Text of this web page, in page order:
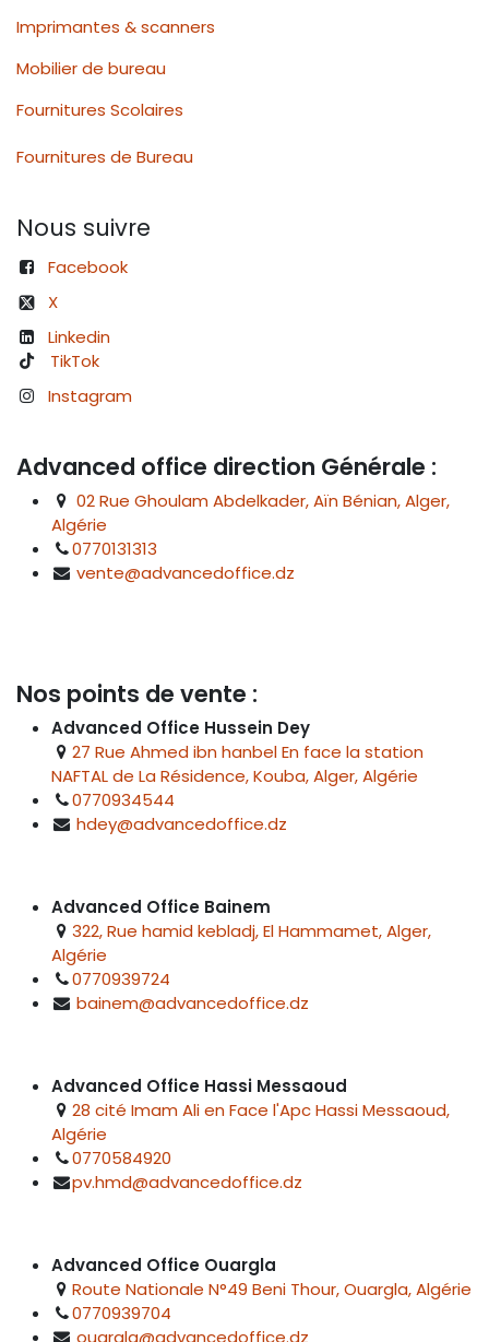
Imprimantes & scanners
Mobilier de bureau
Fournitures Scolaires
Fournitures de Bureau
Nous suivre
Facebook
X
Linkedin
TikTok
Instagram
Advanced office direction Générale :
02 Rue Ghoulam Abdelkader, Aïn Bénian, Alger,
Algérie
0770131313
vente@advancedoffice.dz
Nos points de vente :
Advanced Office Hussein Dey
27 Rue Ahmed ibn hanbel En face la station
NAFTAL de La Résidence, Kouba, Alger, Algérie
0770934544
hdey@advancedoffice.dz
Advanced Office Bainem
322, Rue hamid kebladj, El Hammamet, Alger,
Algérie
0770939724
bainem@advancedoffice.dz
Advanced Office Hassi Messaoud
28 cité Imam Ali en Face l'Apc Hassi Messaoud,
Algérie
0770584920
pv.hmd@advancedoffice.dz
Advanced Office Ouargla
Route Nationale N°49 Beni Thour, Ouargla, Algérie
0770939704
ouargla@advancedoffice.dz